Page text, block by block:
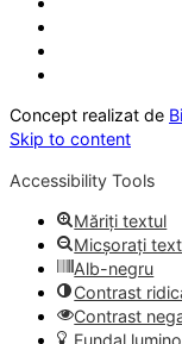
Concept realizat de
Skip to content
Accessibility Tools
Măriți textul
Micșorați
Alb-negru
Contrast
Contrast
Fundal